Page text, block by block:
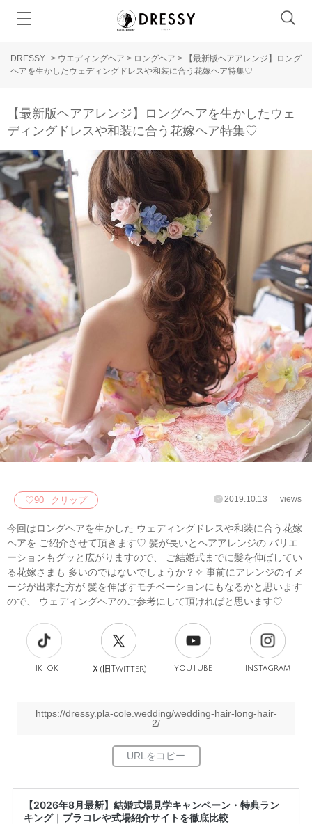
DRESSY > ウエディングヘア > ロングヘア >
【最新版ヘアアレンジ】ロング
ヘアを生かしたウェディングドレスや和装に合う花嫁ヘア特集♡
【最新版ヘアアレンジ】ロングヘアを生かしたウェ
ディングドレスや和装に合う花嫁ヘア特集♡
♡90 クリップ 2019.10.13 views
今回はロングヘアを生かした ウェディングドレスや和装に合う花嫁
ヘアを ご紹介させて頂きます♡ 髪が長いとヘアアレンジの バリエ
ーションもグッと広がりますので、 ご結婚式までに髪を伸ばしてい
る花嫁さまも 多いのではないでしょうか？✧ 事前にアレンジのイメ
ージが出来た方が 髪を伸ばすモチベーションにもなるかと思います
ので、 ウェディングヘアのご参考にして頂ければと思います♡
TikTok Ｘ(旧Twitter) YouTube Instagram
https://dressy.pla-cole.wedding/wedding-hair-long-hair-
2/
【2026年8月最新】結婚式場見学キャンペーン・特典ラン
キング｜プラコレや式場紹介サイトを徹底比較